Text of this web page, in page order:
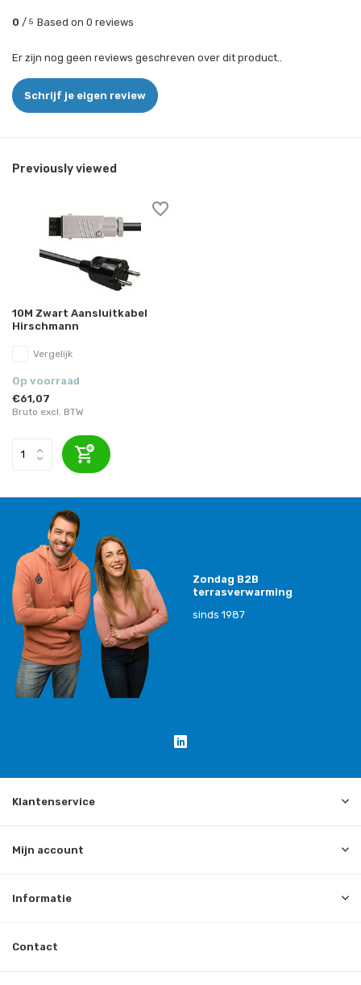
0 / 5 Based on 0 reviews
Er zijn nog geen reviews geschreven over dit product..
Schrijf je eigen review
Previously viewed
10M Zwart Aansluitkabel
Hirschmann
Vergelijk
Op voorraad
€61,07
Bruto excl. BTW
Zondag B2B
terrasverwarming
sinds 1987
Klantenservice
Mijn account
Informatie
Contact